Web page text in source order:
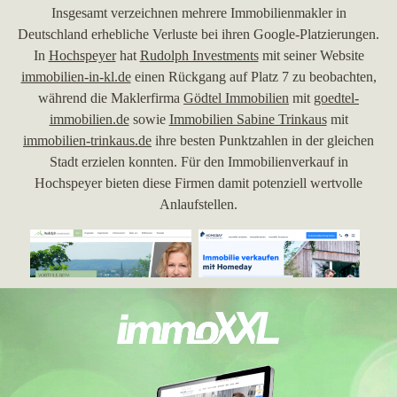
Insgesamt verzeichnen mehrere Immobilienmakler in
Deutschland erhebliche Verluste bei ihren Google-Platzierungen.
In Hochspeyerhat Rudolph Investmentsmit seiner Website
immobilien-in-kl.deeinen Rückgang auf Platz 7 zu beobachten,
während die Maklerfirma Gödtel Immobilien mit goedtel-
immobilien.desowie Immobilien Sabine Trinkausmit
immobilien-trinkaus.de ihre besten Punktzahlen in der gleichen
Stadt erzielen konnten. Für den Immobilienverkauf in
Hochspeyer bieten diese Firmen damit potenziell wertvolle
Anlaufstellen.